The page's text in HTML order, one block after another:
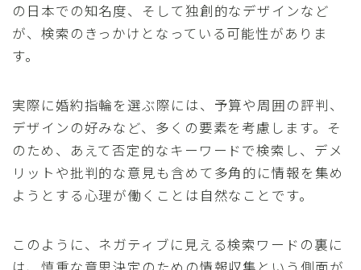
の日本での知名度、そして独創的なデザインなど
が、検索のきっかけとなっている可能性がありま
す。
実際に婚約指輪を選ぶ際には、予算や周囲の評判、
デザインの好みなど、多くの要素を考慮します。そ
のため、あえて否定的なキーワードで検索し、デメ
リットや批判的な意見も含めて多角的に情報を集め
ようとする心理が働くことは自然なことです。
このように、ネガティブに見える検索ワードの裏に